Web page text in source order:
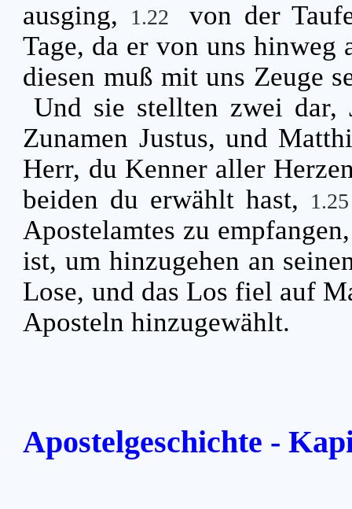
ausging, 1.22
von der
Tage, da er von uns hinweg
diesen muß mit uns Zeuge
Und sie stellten zwei dar,
Zunamen Justus, und
Herr, du Kenner aller
beiden du erwählt hast,
Apostelamtes zu
ist, um hinzugehen an
Lose, und das Los fiel auf
Aposteln hinzugewählt.
Apostelgeschichte -